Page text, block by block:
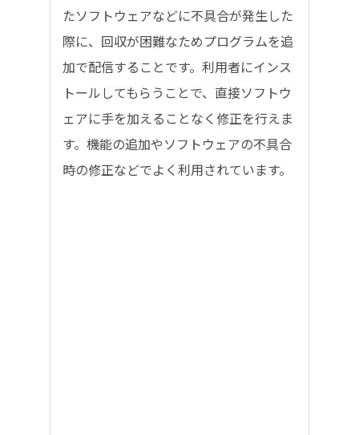
たソフトウェアなどに不具合が発生した
際に、回収が困難なためプログラムを追
加で配信することです。利用者にインス
トールしてもらうことで、直接ソフトウ
ェアに手を加えることなく修正を行えま
す。機能の追加やソフトウェアの不具合
時の修正などでよく利用されています。